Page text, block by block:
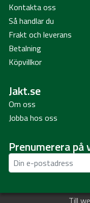
Kontakta oss
Så handlar du
Frakt och leverans
Betalning
Köpvillkor
Jakt.se
Om oss
Jobba hos oss
Prenumerera
Till